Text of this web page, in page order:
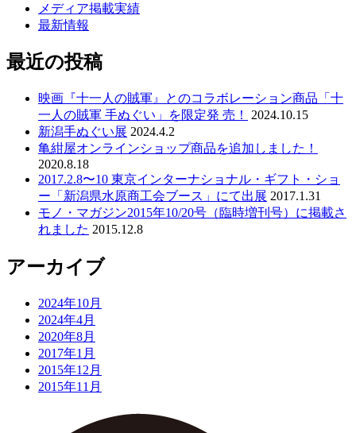
メディア掲載実績
最新情報
最近の投稿
映画『⼗⼀⼈の賊軍』とのコラボレーション商品「⼗
⼀⼈の賊軍 ⼿ぬぐい」を限定発 売！
2024.10.15
新潟手ぬぐい展 2024.4.2
亀紺屋オンラインショップ商品を追加しました！
2020.8.18
2017.2.8〜10 東京インターナショナル・ギフト・ショ
ー「新潟県水原商工会ブース」にて出展 2017.1.31
モノ・マガジン2015年10/20号（臨時増刊号）に掲載さ
れました 2015.12.8
アーカイブ
2024年10月
2024年4月
2020年8月
2017年1月
2015年12月
2015年11月